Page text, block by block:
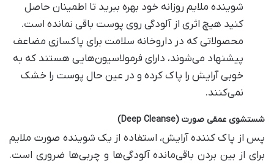
شوینده ملایم روزانه خود بهره ببرید تا اطمینان حاصل
کنید هیچ اثری از آلودگی روی پوست باقی نمانده است.
محصولاتی که در داروخانه سلامت برای پاکسازی مضاعف
پیشنهاد می‌شوند، دارای فرمولاسیون‌هایی هستند که به
خوبی آرایش را پاک کرده و در عین حال پوست را خشک
نمی‌کنند.
شستشوی عمقی صورت (Deep Cleanse)
پس از پاک کننده آرایش، استفاده از یک شوینده صورت ملایم
برای از بین بردن باقی‌مانده آلودگی‌ها و چربی‌ها ضروری است.